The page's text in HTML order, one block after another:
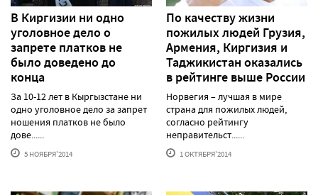
В Киргизии ни одно
уголовное дело о
запрете платков не
было доведено до
конца
За 10-12 лет в Кыргызстане ни
одно уголовное дело за запрет
ношения платков не было
дове......
5 НОЯБРЯ'2014
По качеству жизни
пожилых людей Грузия,
Армения, Киргизия и
Таджикистан оказались
в рейтинге выше России
Норвегия – лучшая в мире
страна для пожилых людей,
согласно рейтингу
неправительст......
1 ОКТЯБРЯ'2014